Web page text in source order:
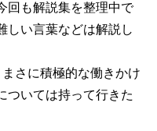
回も解説集を整理中で
しい言葉などは解説し
さに積極的な働きかけ
ついては持って行きた